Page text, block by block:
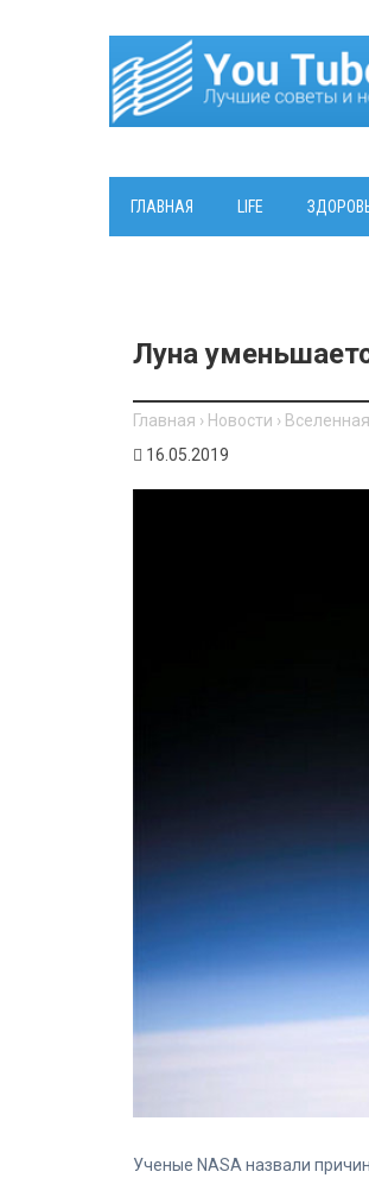
ГЛАВНАЯ LIFE
Луна
Главная › Новости › Вселенная
16.05.2019
Ученые NASA назвали